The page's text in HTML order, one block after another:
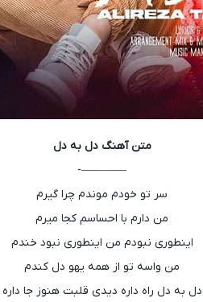
متن آهنگ دل به دل
————-
سر تو خودم موندم چرا گیرم
من دارم با احساسم کجا میرم
اینطوری نبودم من اینطوری نبود خندم
من واسه تو از همه یهو دل کندم
دل به دل راه داره دیدی قلبت هنوز جا داره